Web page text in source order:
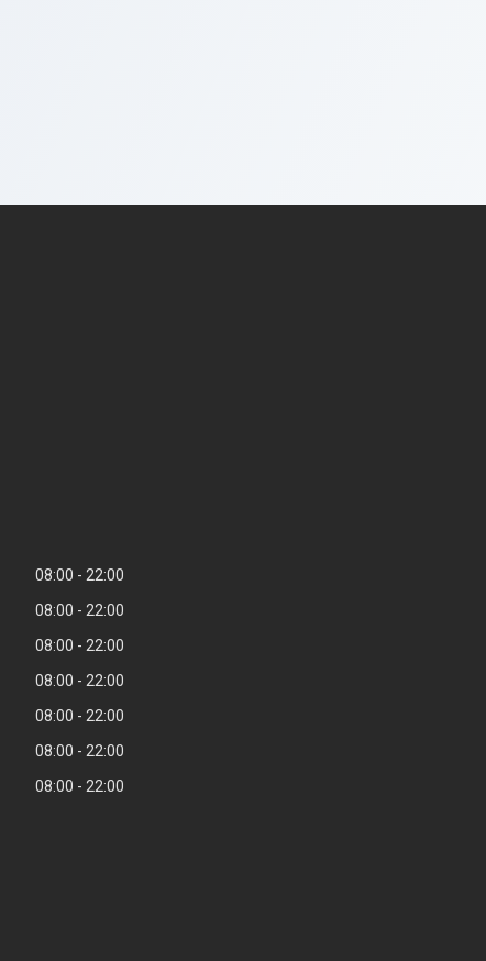
08:00
22:00
08:00
22:00
08:00
22:00
08:00
22:00
08:00
22:00
08:00
22:00
08:00 22:00